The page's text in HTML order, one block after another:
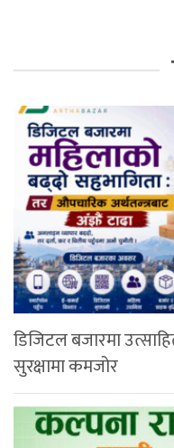
डिजिटल बजारमा
सुरक्षामा कमजोर